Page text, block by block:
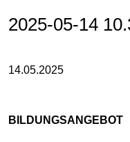
2025-05-14
14.05.2025
BILDUNGSANGEBOT